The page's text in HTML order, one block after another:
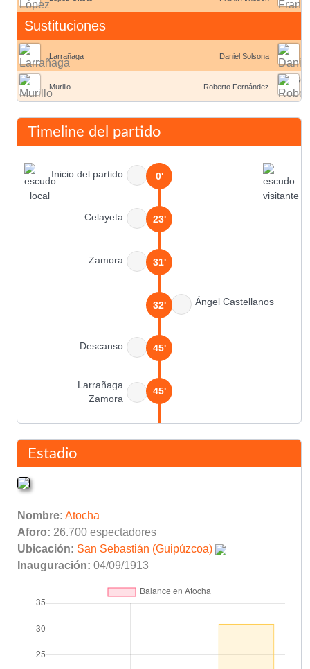
Sustituciones
Larrañaga
Murillo
Daniel Solsona
Roberto Fernández
Timeline del partido
Inicio del partido 0'
Celayeta 23'
Zamora 31'
Ángel Castellanos
32'
Descanso 45'
Larrañaga
Zamora
45'
Larrañaga 64'
Estadio
Nombre: Atocha
Aforo: 26.700 espectadores
Ubicación: San Sebastián (Guipúzcoa)
Inauguración: 04/09/1913